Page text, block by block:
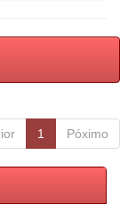
1 Póximo